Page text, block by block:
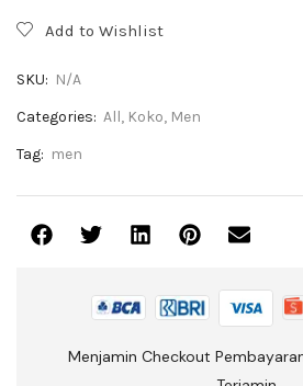
Add to Wishlist
SKU: N/A
Categories: All, Koko, Men
Tag: men
Menjamin Checkout